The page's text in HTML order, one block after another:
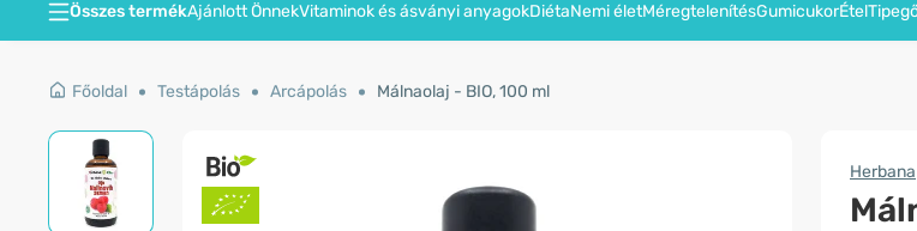
Összes termékAjánlott ÖnnekVitaminok és ásványi anyagokDiétaNemi életMéregtelenítésGumicukorÉtel
Főoldal Testápolás Arcápolás Málnaolaj - BIO, 100 ml
Herbana